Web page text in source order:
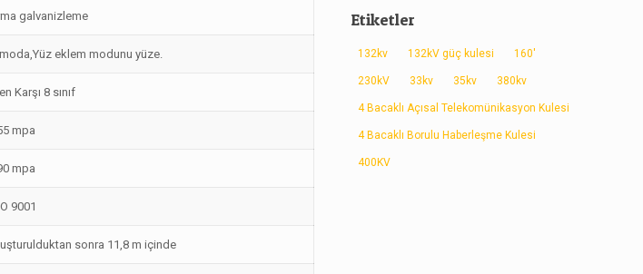
galvanizleme
eklem modunu yüze.
Karşı 8 sınıf
mpa
mpa
9001
sonra 11,8 m içinde
Etiketler
132kv 132kV güç kulesi 160'
230kV 33kv 35kv 380kv
4 Bacaklı Açısal Telekomünikasyon Kulesi
4 Bacaklı Borulu Haberleşme Kulesi
400KV